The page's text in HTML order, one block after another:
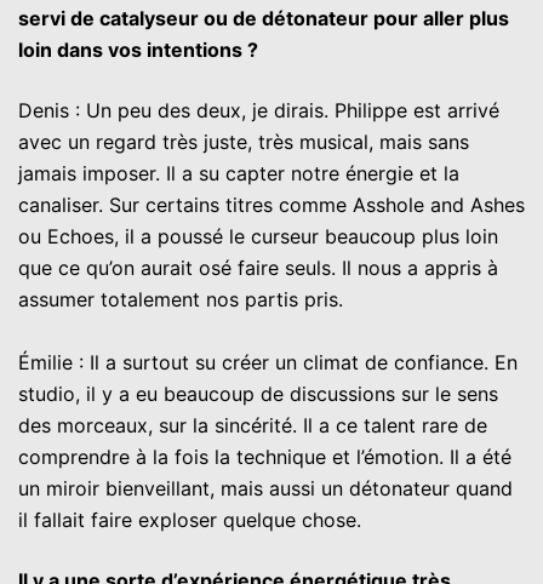
servi de catalyseur ou de détonateur pour aller plus
loin dans vos intentions ?
Denis : Un peu des deux, je dirais. Philippe est arrivé
avec un regard très juste, très musical, mais sans
jamais imposer. Il a su capter notre énergie et la
canaliser. Sur certains titres comme Asshole and Ashes
ou Echoes, il a poussé le curseur beaucoup plus loin
que ce qu’on aurait osé faire seuls. Il nous a appris à
assumer totalement nos partis pris.
Émilie : Il a surtout su créer un climat de confiance. En
studio, il y a eu beaucoup de discussions sur le sens
des morceaux, sur la sincérité. Il a ce talent rare de
comprendre à la fois la technique et l’émotion. Il a été
un miroir bienveillant, mais aussi un détonateur quand
il fallait faire exploser quelque chose.